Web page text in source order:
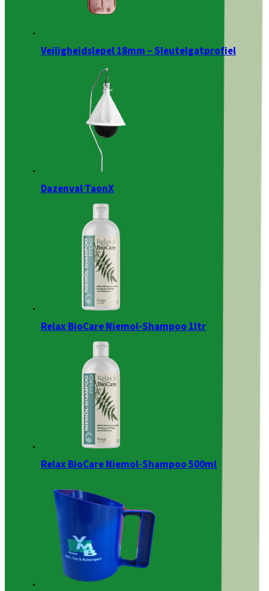
Veiligheidslepel 18mm – Sleutelgatprofiel
Dazenval TaonX
Relax BioCare Niemol-Shampoo 1ltr
Relax BioCare Niemol-Shampoo 500ml